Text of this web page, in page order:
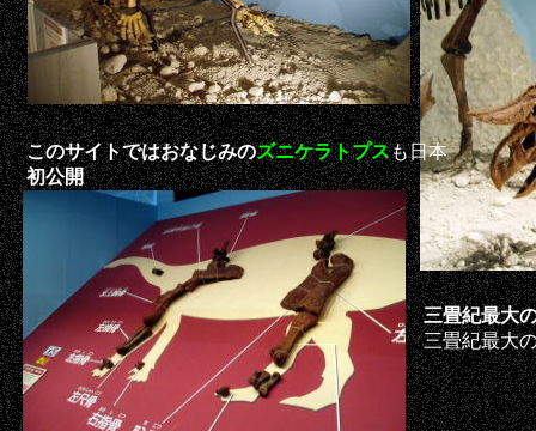
このサイトではおなじみのズニケラトプスも日本
初公開
三畳紀最大
三畳紀最大